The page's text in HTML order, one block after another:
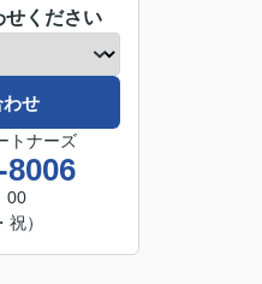
せください
せ
トナーズ
8006
00
祝）